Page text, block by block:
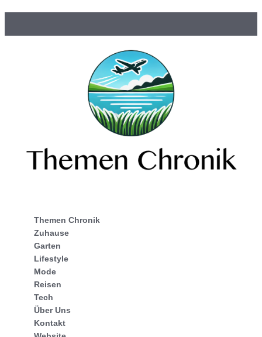
Themen Chronik
Zuhause
Garten
Lifestyle
Mode
Reisen
Tech
Über Uns
Kontakt